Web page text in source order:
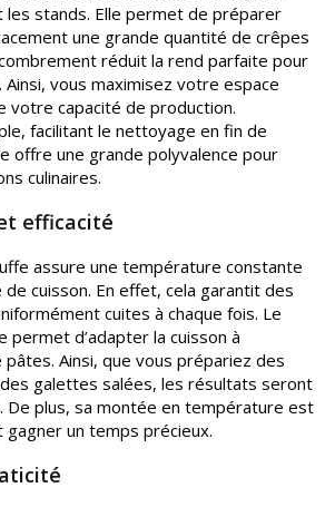
les stands. Elle permet de préparer
une grande quantité de crêpes
réduit la rend parfaite pour
vous maximisez votre espace
votre capacité de production.
facilitant le nettoyage en fin de
offre une grande polyvalence pour
culinaires.
efficacité
assure une température constante
cuisson. En effet, cela garantit des
cuites à chaque fois. Le
d’adapter la cuisson à
Ainsi, que vous prépariez des
galettes salées, les résultats seront
De plus, sa montée en température est
gagner un temps précieux.